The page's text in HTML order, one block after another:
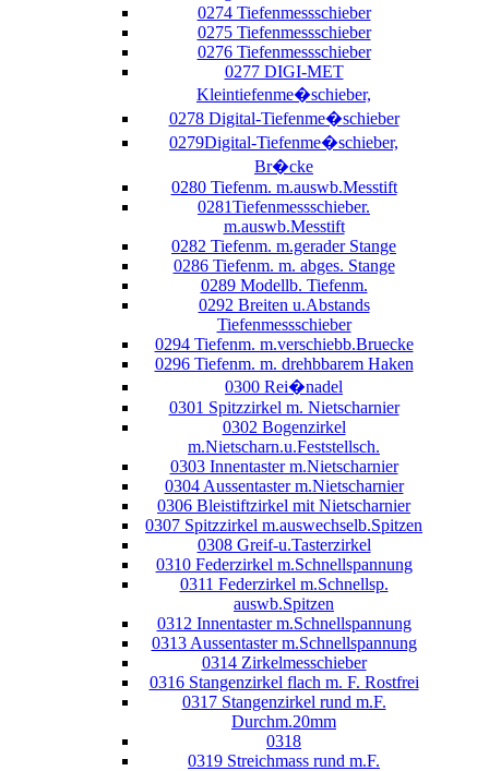
0274 Tiefenmessschieber
0275 Tiefenmessschieber
0276 Tiefenmessschieber
0277 DIGI-MET
Kleintiefenme�schieber,
0278 Digital-Tiefenme�schieber
0279Digital-Tiefenme�schieber,
Br�cke
0280 Tiefenm. m.auswb.Messtift
0281Tiefenmessschieber.
m.auswb.Messtift
0282 Tiefenm. m.gerader Stange
0286 Tiefenm. m. abges. Stange
0289 Modellb. Tiefenm.
0292 Breiten u.Abstands
Tiefenmessschieber
0294 Tiefenm. m.verschiebb.Bruecke
0296 Tiefenm. m. drehbbarem Haken
0300 Rei�nadel
0301 Spitzzirkel m. Nietscharnier
0302 Bogenzirkel
m.Nietscharn.u.Feststellsch.
0303 Innentaster m.Nietscharnier
0304 Aussentaster m.Nietscharnier
0306 Bleistiftzirkel mit Nietscharnier
0307 Spitzzirkel m.auswechselb.Spitzen
0308 Greif-u.Tasterzirkel
0310 Federzirkel m.Schnellspannung
0311 Federzirkel m.Schnellsp.
auswb.Spitzen
0312 Innentaster m.Schnellspannung
0313 Aussentaster m.Schnellspannung
0314 Zirkelmesschieber
0316 Stangenzirkel flach m. F. Rostfrei
0317 Stangenzirkel rund m.F.
Durchm.20mm
0318
0319 Streichmass rund m.F.